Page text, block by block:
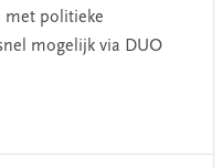
met politieke
mogelijk via DUO